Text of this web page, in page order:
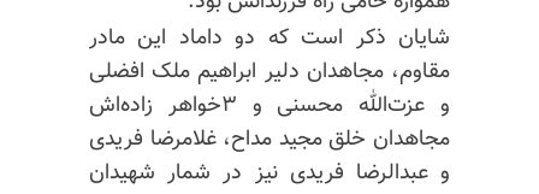
شایان ذکر است که دو داماد این مادر
مقاوم، مجاهدان دلیر ابراهیم ملک افضلی
و عزت‌الله محسنی و ۳خواهر زاده‌اش
مجاهدان خلق مجید مداح، غلامرضا فریدی
و عبدالرضا فریدی نیز در شمار شهیدان